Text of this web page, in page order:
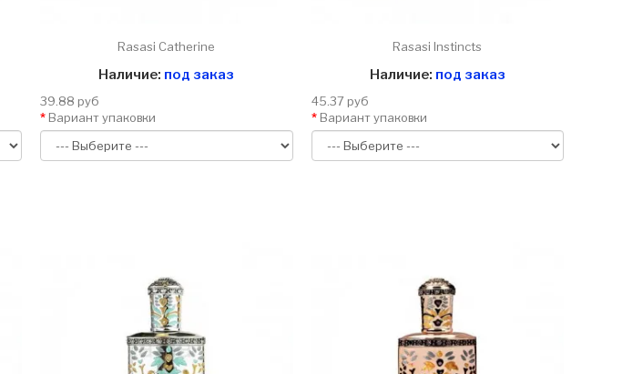
Rasasi Catherine
Наличие: под заказ
39.88 руб
Вариант упаковки
Rasasi Instincts
Наличие: под заказ
45.37 руб
Вариант упаковки